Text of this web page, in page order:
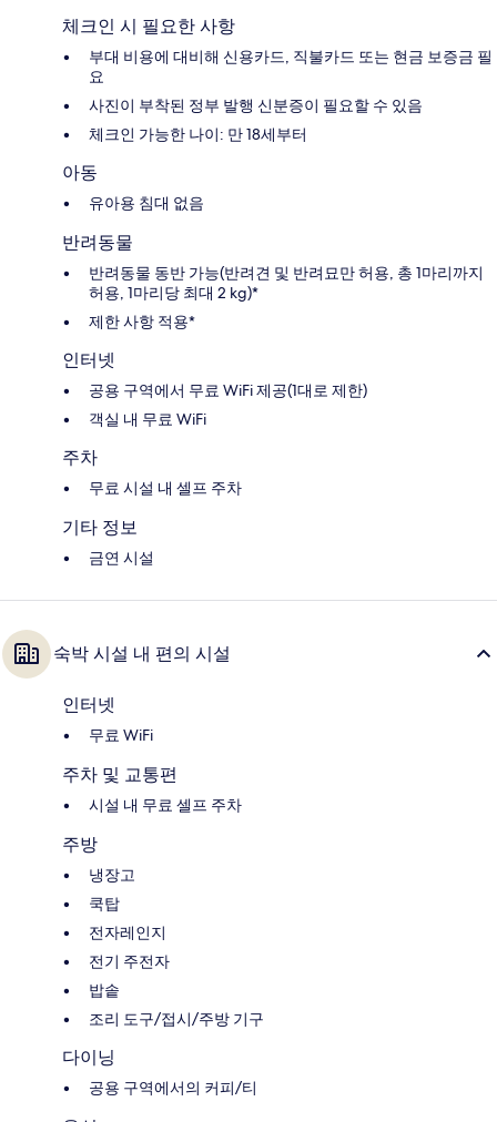
체크인 시 필요한 사항
부대 비용에 대비해 신용카드, 직불카드 또는 현금 보증금 필
요
사진이 부착된 정부 발행 신분증이 필요할 수 있음
체크인 가능한 나이: 만 18세부터
아동
유아용 침대 없음
반려동물
반려동물 동반 가능(반려견 및 반려묘만 허용, 총 1마리까지
허용, 1마리당 최대 2 kg)*
제한 사항 적용*
인터넷
공용 구역에서 무료 WiFi 제공(1대로 제한)
객실 내 무료 WiFi
주차
무료 시설 내 셀프 주차
기타 정보
금연 시설
숙박 시설 내 편의 시설
인터넷
무료 WiFi
주차 및 교통편
시설 내 무료 셀프 주차
주방
냉장고
쿡탑
전자레인지
전기 주전자
밥솥
조리 도구/접시/주방 기구
다이닝
공용 구역에서의 커피/티